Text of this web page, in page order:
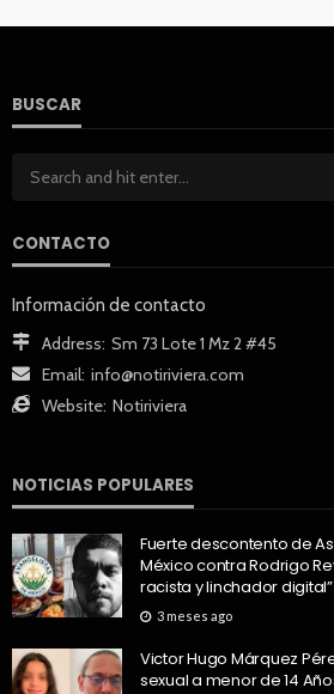
BUSCAR
CONTACTO
Información de contacto
Address: Sm 73 Lote 1 Mz 2 #45
Email: info@notiriviera.com
Website: Notiriviera
NOTICIAS POPULARES
Fuerte descontento de
México contra Rodrigo
racista y linchador digital”
3 meses ago
Victor Hugo Márquez
sexual a menor de 14